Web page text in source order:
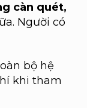
càn quét,
Người có
bộ hệ
khi tham